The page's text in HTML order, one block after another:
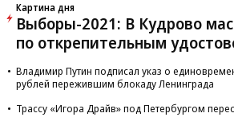
Картина дня
Выборы-2021: В Кудрово
по открепительным
Владимир Путин подписал указ о
рублей пережившим блокаду Ленинграда
Трассу «Игора Драйв» под Петербургом